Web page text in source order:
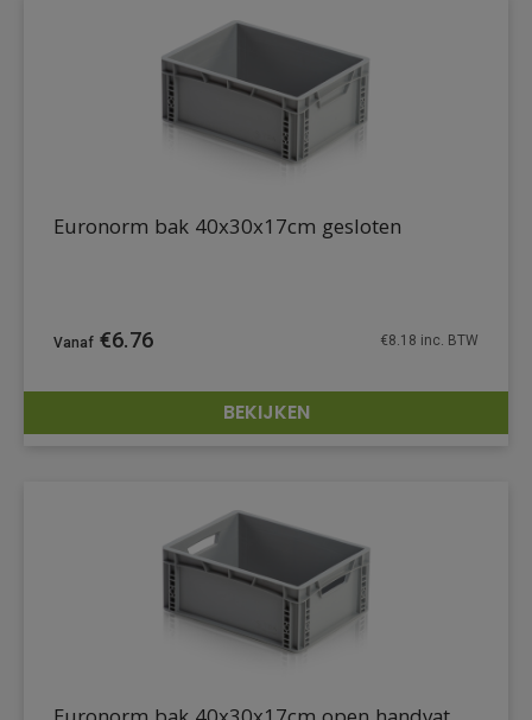
DETAILS
Euronorm bak 40x30x17cm gesloten
€6.76 €8.18 inc. BTW
BEKIJKEN